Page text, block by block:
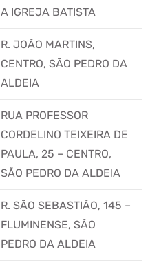
A IGREJA BATISTA
R. JOÃO MARTINS,
CENTRO, SÃO PEDRO DA
ALDEIA
RUA PROFESSOR
CORDELINO TEIXEIRA DE
PAULA, 25 – CENTRO,
SÃO PEDRO DA ALDEIA
R. SÃO SEBASTIÃO, 145 –
FLUMINENSE, SÃO
PEDRO DA ALDEIA